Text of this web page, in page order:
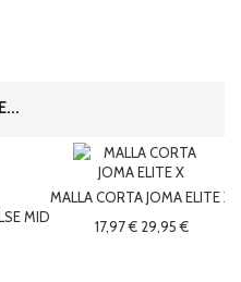
MID
MALLA CORTA JOMA ELITE X
17,97 € 29,95 €